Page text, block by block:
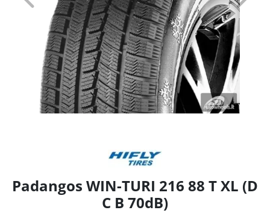
Padangos WIN-TURI 216 88 T XL (D
C B 70dB)